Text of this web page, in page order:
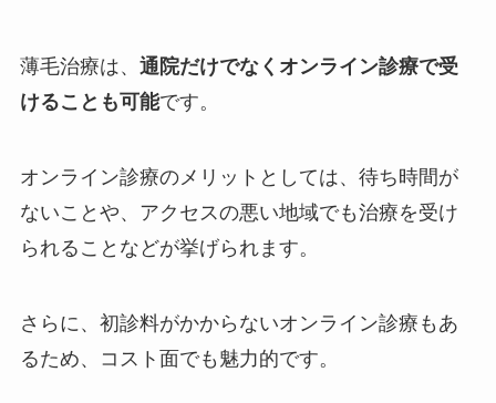
薄毛治療は、 通院だけでなくオンライン診療で受
けることも可能です。
オンライン診療のメリットとしては、待ち時間が
ないことや、アクセスの悪い地域でも治療を受け
られることなどが挙げられます。
さらに、初診料がかからないオンライン診療もあ
るため、コスト面でも魅力的です。